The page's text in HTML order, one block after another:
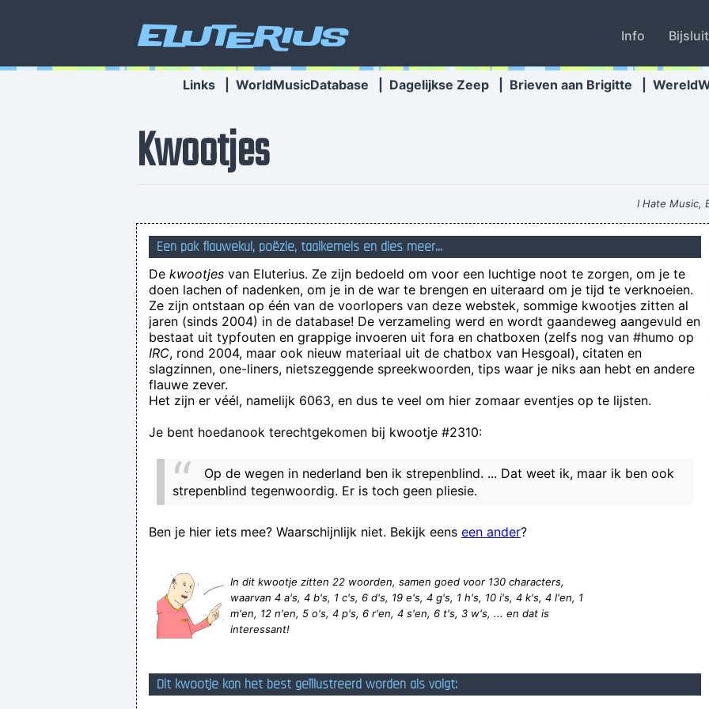
Eluterius Info
Links WorldMusicDatabase Dagelijkse Zeep Brieven aan Brigitte
Kwootjes
I Hate Music,
ALLES wat door
Ik
eerst een video van Nina Hagen bekeken, dan eentje van Kate Bush, en dan vraag ik me af wat er
Project X vs Kassameisjes: 'of ik nou twee, drie of dertigduizend mensen uitnodig moet ik toch zeker
Ontstoken
Jort Verlept, openlijk gebruiker van plastic bestek, zoekt
Liefste, je
Ik wijs hem enkel maar op het
heb je
Een pak flauwekul, poëzie, taalkemels en dies meer...
De kwootjes van Eluterius. Ze zijn bedoeld om voor een luchtige noot te zorgen, om je te
doen lachen of nadenken, om je in de war te brengen en uiteraard om je tijd te verknoeien.
Ze zijn ontstaan op één van de voorlopers van deze webstek, sommige kwootjes zitten al
jaren (sinds 2004) in de database! De verzameling werd en wordt gaandeweg aangevuld en
bestaat uit typfouten en grappige invoeren uit fora en chatboxen (zelfs nog van #humo op
IRC, rond 2004, maar ook nieuw materiaal uit de chatbox van Hesgoal), citaten en
slagzinnen, one-liners, nietszeggende spreekwoorden, tips waar je niks aan hebt en andere
flauwe zever.
Het zijn er véél, namelijk 6063, en dus te veel om hier zomaar eventjes op te lijsten.
Je bent hoedanook terechtgekomen bij kwootje #2310:
Op de wegen in nederland ben ik strepenblind. ... Dat weet ik, maar ik ben ook
strepenblind tegenwoordig. Er is toch geen pliesie.
Ben je hier iets mee? Waarschijnlijk niet. Bekijk eens een ander?
In dit kwootje zitten 22 woorden, samen goed voor 130 characters,
waarvan 4 a's, 4 b's, 1 c's, 6 d's, 19 e's, 4 g's, 1 h's, 10 i's, 4 k's, 4 l'en, 1
m'en, 12 n'en, 5 o's, 4 p's, 6 r'en, 4 s'en, 6 t's, 3 w's, ... en dat is
interessant!
Dit kwootje kan het best geïllustreerd worden als volgt: